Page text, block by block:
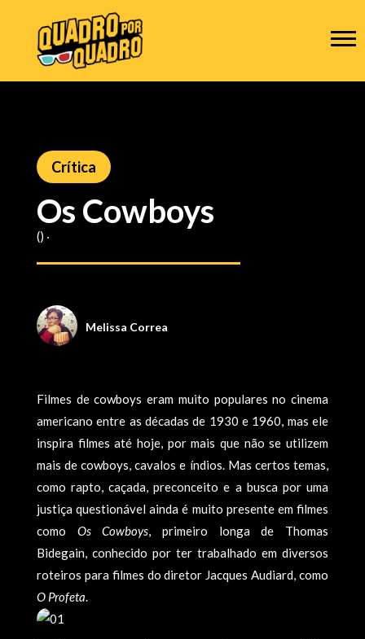
Crítica
Os Cowboys
() ‧
Melissa Correa
Filmes de cowboys eram muito populares no cinema
americano entre as décadas de 1930 e 1960, mas ele
inspira filmes até hoje, por mais que não se utilizem
mais de cowboys, cavalos e índios. Mas certos temas,
como rapto, caçada, preconceito e a busca por uma
justiça questionável ainda é muito presente em filmes
como Os Cowboys, primeiro longa de Thomas
Bidegain, conhecido por ter trabalhado em diversos
roteiros para filmes do diretor Jacques Audiard, como
O Profeta.